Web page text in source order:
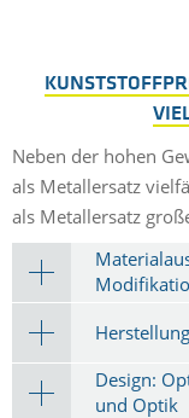
Neben der hohen
als Metallersatz
als Metallersatz
Design:
und Optik